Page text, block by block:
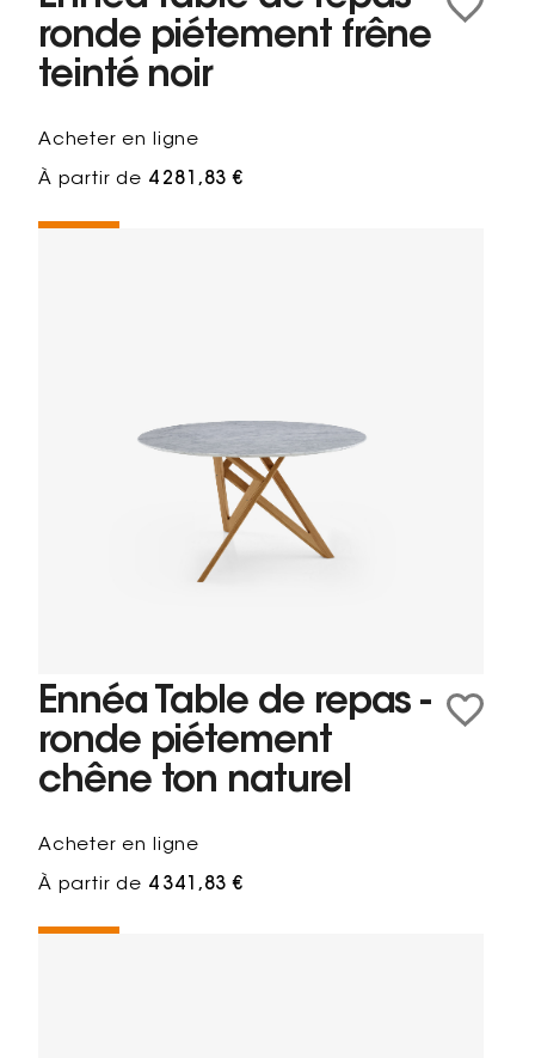
ronde piétement frêne
teinté noir
Acheter en ligne
À partir de 4 281,83 €
Ennéa Table de repas -
ronde piétement
chêne ton naturel
Acheter en ligne
À partir de 4 341,83 €